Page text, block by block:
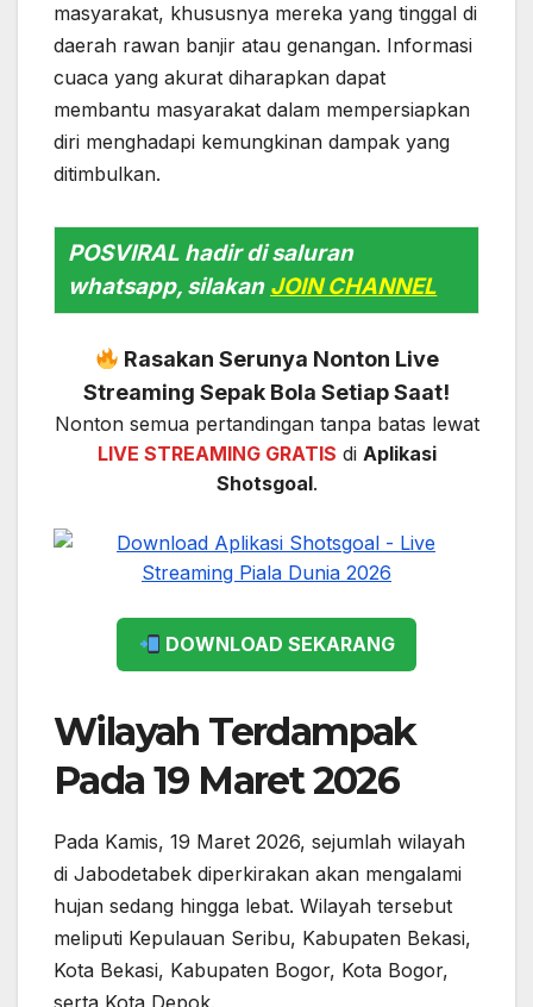
masyarakat, khususnya mereka yang tinggal di
daerah rawan banjir atau genangan. Informasi
cuaca yang akurat diharapkan dapat
membantu masyarakat dalam mempersiapkan
diri menghadapi kemungkinan dampak yang
ditimbulkan.
POSVIRAL hadir di saluran
whatsapp, silakan JOIN CHANNEL
Rasakan Serunya Nonton Live
Streaming Sepak Bola Setiap Saat!
Nonton semua pertandingan tanpa batas lewat
LIVE STREAMING GRATIS di Aplikasi
Shotsgoal.
DOWNLOAD SEKARANG
Wilayah Terdampak
Pada 19 Maret 2026
Pada Kamis, 19 Maret 2026, sejumlah wilayah
di Jabodetabek diperkirakan akan mengalami
hujan sedang hingga lebat. Wilayah tersebut
meliputi Kepulauan Seribu, Kabupaten Bekasi,
Kota Bekasi, Kabupaten Bogor, Kota Bogor,